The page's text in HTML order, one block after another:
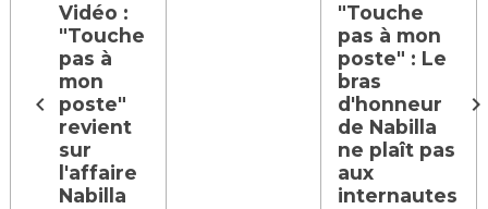
Vidéo :
"Touche
pas à
mon
poste"
revient
sur
l'affaire
Nabilla
"Touche
pas à mon
poste" : Le
bras
d'honneur
de Nabilla
ne plaît pas
aux
internautes